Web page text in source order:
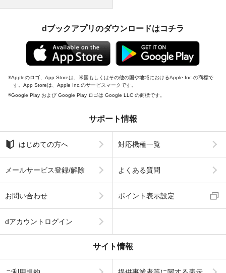
dブックアプリのダウンロードはコチラ
Appleのロゴ、App Storeは、米国もしくはその他の国や地域におけるApple Inc.の商標で
す。App Storeは、Apple Inc.のサービスマークです。
Google Play および Google Play ロゴは Google LLC の商標です。
サポート情報
はじめての方へ 対応機種一覧
メールサービス登録/解除 よくある質問
お問い合わせ ポイント表示設定
dアカウントログイン
サイト情報